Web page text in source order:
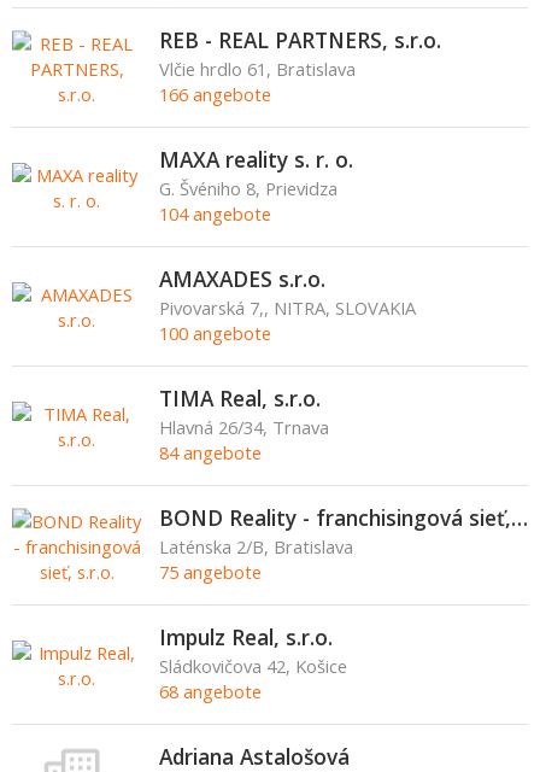
REB - REAL PARTNERS, s.r.o.
Vlčie hrdlo 61, Bratislava
166 angebote
MAXA reality s. r. o.
G. Švéniho 8, Prievidza
104 angebote
AMAXADES s.r.o.
Pivovarská 7,, NITRA, SLOVAKIA
100 angebote
TIMA Real, s.r.o.
Hlavná 26/34, Trnava
84 angebote
BOND Reality - franchisingová sieť, s.r.o.
Laténska 2/B, Bratislava
75 angebote
Impulz Real, s.r.o.
Sládkovičova 42, Košice
68 angebote
Adriana Astalošová